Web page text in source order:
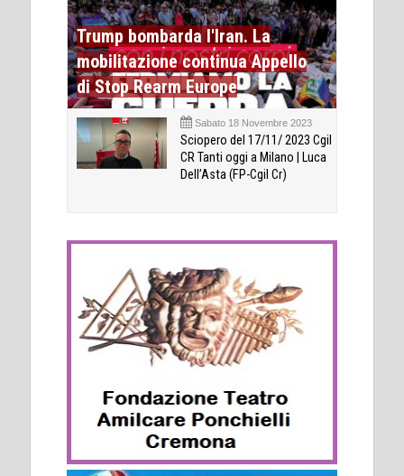
Trump bombarda l'Iran. La
mobilitazione continua Appello
di Stop Rearm Europe
Sabato 18 Novembre 2023
Sciopero del 17/11/ 2023 Cgil
CR Tanti oggi a Milano | Luca
Dell’Asta (FP-Cgil Cr)